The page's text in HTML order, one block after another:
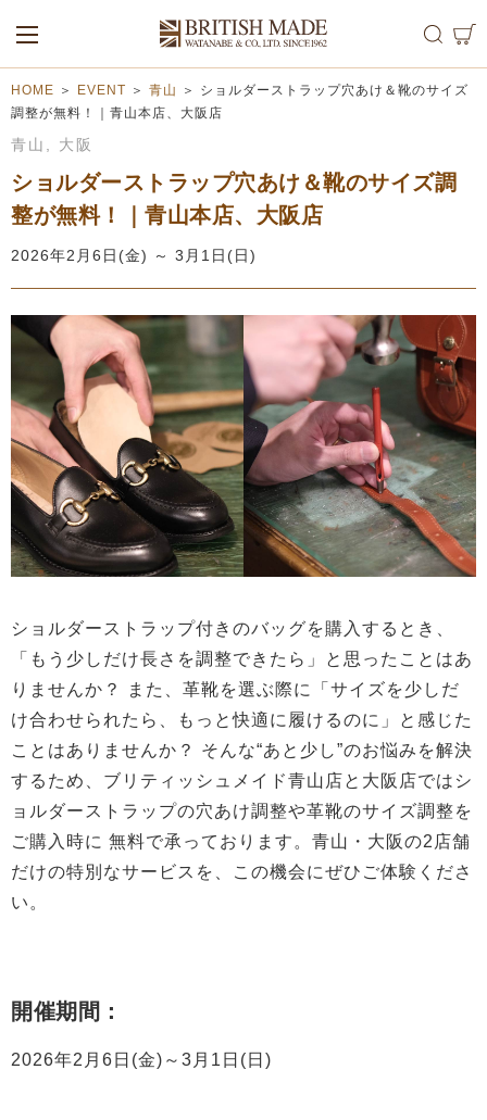
ALL MEN
WOMEN
HOME ＞ EVENT ＞ 青山 ＞ ショルダーストラップ穴あけ＆靴のサイズ
調整が無料！｜青山本店、大阪店
青山 大阪
ショルダーストラップ穴あけ＆靴のサイズ調
整が無料！｜青山本店、大阪店
2026年2月6日(金) ～ 3月1日(日)
ショルダーストラップ付きのバッグを購入するとき、
「もう少しだけ長さを調整できたら」と思ったことはあ
りませんか？ また、革靴を選ぶ際に「サイズを少しだ
け合わせられたら、もっと快適に履けるのに」と感じた
ことはありませんか？ そんな“あと少し”のお悩みを解決
するため、ブリティッシュメイド青山店と大阪店ではシ
ョルダーストラップの穴あけ調整や革靴のサイズ調整を
ご購入時に 無料で承っております。青山・大阪の2店舗
だけの特別なサービスを、この機会にぜひご体験くださ
い。
開催期間：
2026年2月6日(金)～3月1日(日)